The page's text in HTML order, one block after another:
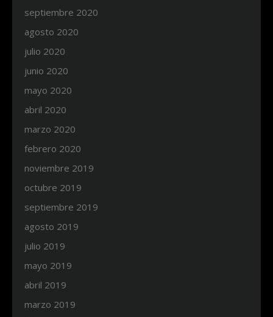
septiembre 2020
agosto 2020
julio 2020
junio 2020
mayo 2020
abril 2020
marzo 2020
febrero 2020
noviembre 2019
octubre 2019
septiembre 2019
agosto 2019
julio 2019
mayo 2019
abril 2019
marzo 2019